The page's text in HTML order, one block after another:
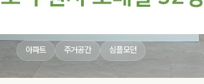
아파트 주거공간 심플모던